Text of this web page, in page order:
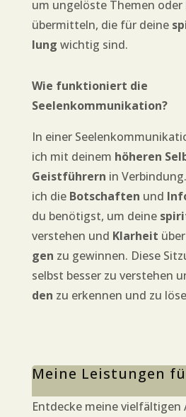
um unge­lös­te The­men oder
über­mit­teln, die für dei­ne
lung wich­tig sind.
Wie funk­tio­niert die
Seelenkommunikation?
In einer
ich mit dei­nem höhe­ren
Geist­füh­rern in
ich die Bot­schaf­ten und
du benö­tigst, um dei­ne
ver­ste­hen und Klar­heit
gen zu gewin­nen. Die­se
selbst bes­ser zu ver­ste­hen
den zu erken­nen und zu
Mei­ne Leis­tun­gen
Ent­de­cke mei­ne